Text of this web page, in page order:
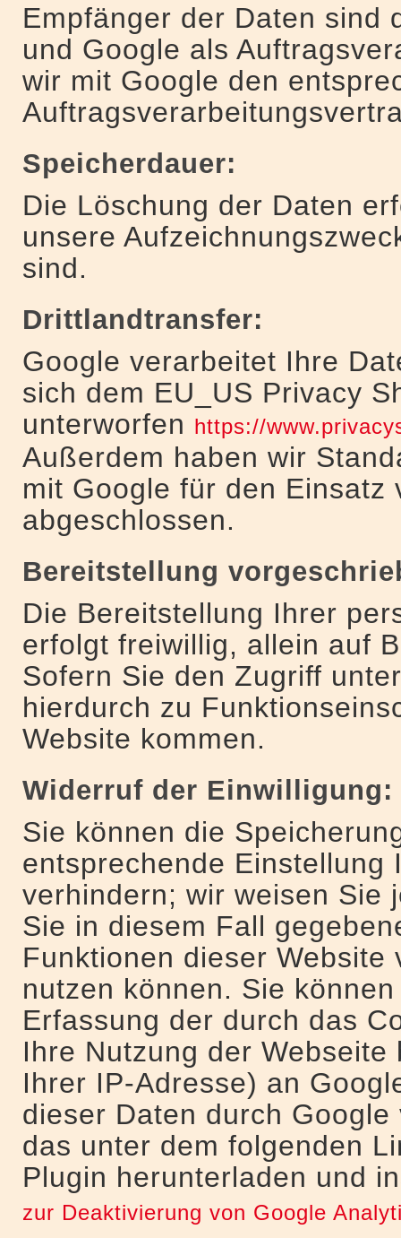
Empfänger der Daten sind
und Google als
wir mit Google den
Speicherdauer:
Die Löschung der Daten
unsere
sind.
Drittlandtransfer:
Google verarbeitet Ihre
sich dem EU_US Privacy
unterworfen https://
Außerdem haben wir
mit Google für den Einsatz
abgeschlossen.
Bereitstellung
Die Bereitstellung Ihrer
erfolgt freiwillig, allein auf
Sofern Sie den Zugriff
hierdurch zu
Website kommen.
Widerruf der Einwilligung:
Sie können die
entsprechende Einstellung
verhindern; wir weisen Sie
Sie in diesem Fall
Funktionen dieser Website
nutzen können. Sie
Erfassung der durch das
Ihre Nutzung der
Ihrer IP-Adresse) an
dieser Daten durch
das unter dem folgenden
Plugin herunterladen und
zur Deaktivierung von Google